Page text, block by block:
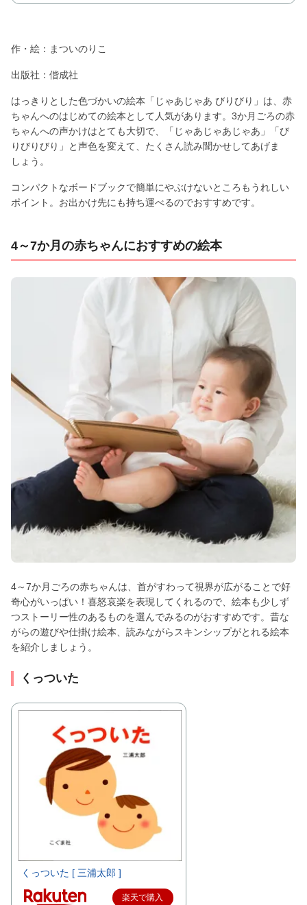
作・絵：まついのりこ
出版社：偕成社
はっきりとした色づかいの絵本「じゃあじゃあ びりびり」は、赤
ちゃんへのはじめての絵本として人気があります。3か月ごろの赤
ちゃんへの声かけはとても大切で、「じゃあじゃあじゃあ」「び
りびりびり」と声色を変えて、たくさん読み聞かせしてあげま
しょう。
コンパクトなボードブックで簡単にやぶけないところもうれしい
ポイント。お出かけ先にも持ち運べるのでおすすめです。
4～7か月の赤ちゃんにおすすめの絵本
4～7か月ごろの赤ちゃんは、首がすわって視界が広がることで好
奇心がいっぱい！喜怒哀楽を表現してくれるので、絵本も少しず
つストーリー性のあるものを選んでみるのがおすすめです。昔な
がらの遊びや仕掛け絵本、読みながらスキンシップがとれる絵本
を紹介しましょう。
くっついた
くっついた [ 三浦太郎 ]
楽天で購入